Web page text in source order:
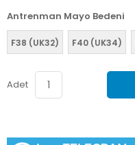
Antrenman Mayo Bedeni
F38 (UK32) F40 (UK34)
Adet